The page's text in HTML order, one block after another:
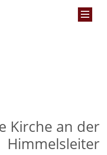
Kirche an der
Himmelsleiter